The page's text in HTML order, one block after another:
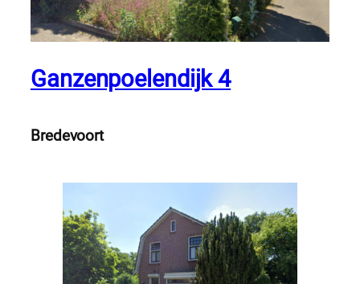
Ganzenpoelendijk 4
Bredevoort